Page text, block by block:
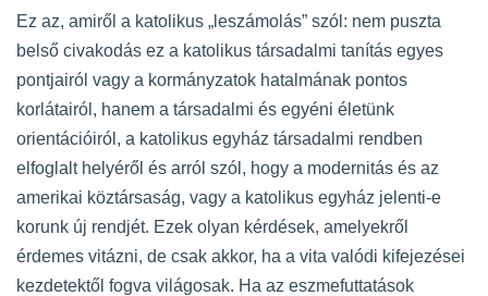
Ez az, amiről a katolikus „leszámolás” szól: nem puszta
belső civakodás ez a katolikus társadalmi tanítás egyes
pontjairól vagy a kormányzatok hatalmának pontos
korlátairól, hanem a társadalmi és egyéni életünk
orientációiról, a katolikus egyház társadalmi rendben
elfoglalt helyéről és arról szól, hogy a modernitás és az
amerikai köztársaság, vagy a katolikus egyház jelenti-e
korunk új rendjét. Ezek olyan kérdések, amelyekről
érdemes vitázni, de csak akkor, ha a vita valódi kifejezései
kezdetektől fogva világosak. Ha az eszmefuttatások